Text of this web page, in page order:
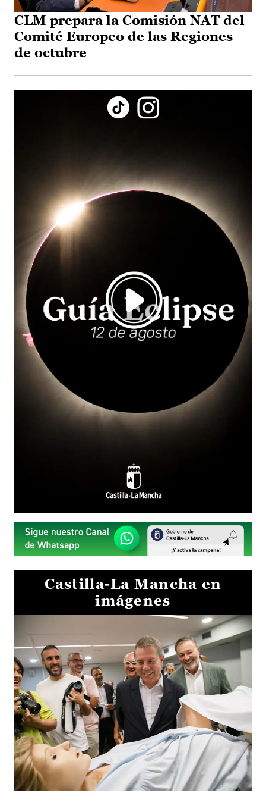
CLM prepara la Comisión NAT del
Comité Europeo de las Regiones
de octubre
Castilla-La Mancha en
imágenes